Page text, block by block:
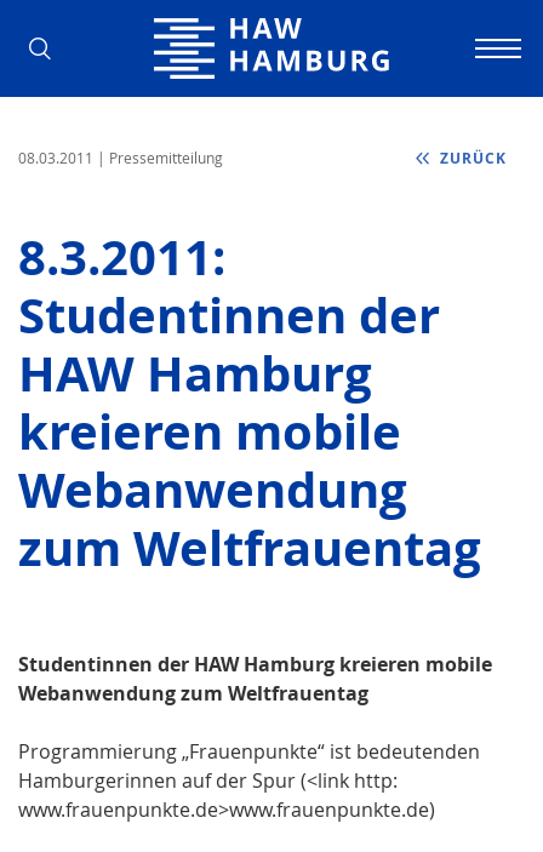
Hochschule für Angewandte
08.03.2011 | Pressemitteilung ZURÜCK
8.3.2011:
Studentinnen der
HAW Hamburg
kreieren mobile
Webanwendung
zum Weltfrauentag
Studentinnen der HAW Hamburg kreieren mobile
Webanwendung zum Weltfrauentag
Programmierung „Frauenpunkte“ ist bedeutenden
Hamburgerinnen auf der Spur (<link http:
www.frauenpunkte.de>www.frauenpunkte.de)